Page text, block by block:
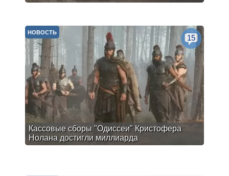
Кассовые сборы "Одиссеи" Кристофера
Нолана достигли миллиарда
НОВОСТЬ
15